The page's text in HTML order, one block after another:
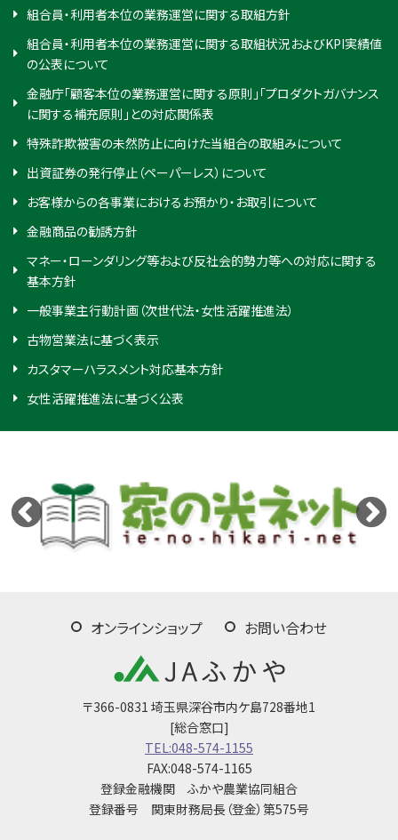
組合員・利用者本位の業務運営に関する取組方針
組合員・利用者本位の業務運営に関する取組状況およびKPI実績値
の公表について
金融庁「顧客本位の業務運営に関する原則」「プロダクトガバナンス
に関する補充原則」との対応関係表
特殊詐欺被害の未然防止に向けた当組合の取組みについて
出資証券の発行停止（ペーパーレス）について
お客様からの各事業におけるお預かり・お取引について
金融商品の勧誘方針
マネー・ローンダリング等および反社会的勢力等への対応に関する
基本方針
一般事業主行動計画（次世代法・女性活躍推進法）
古物営業法に基づく表示
カスタマーハラスメント対応基本方針
女性活躍推進法に基づく公表
〒366-0831 埼玉県深谷市内ケ島728番地1
[総合窓口]
TEL:048-574-1155
FAX:048-574-1165
登録金融機関 ふかや農業協同組合
登録番号 関東財務局長（登金）第575号
オンラインショップ お問い合わせ